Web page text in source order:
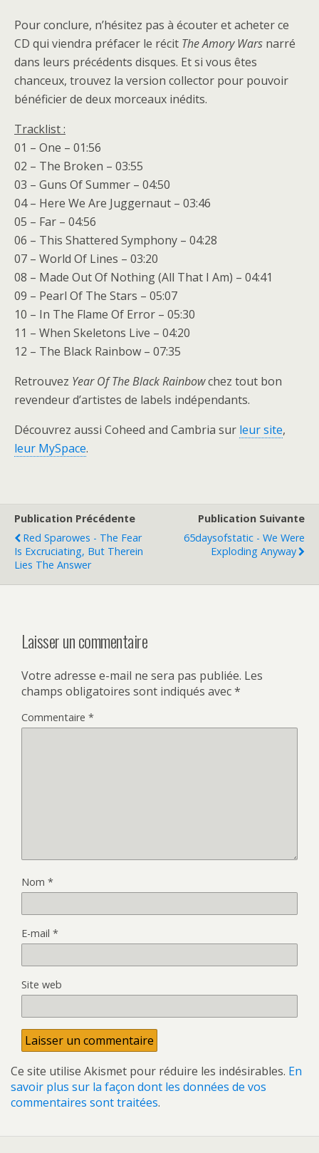
Pour conclure, n’hésitez pas à écouter et acheter ce
CD qui viendra préfacer le récit The Amory Wars narré
dans leurs précédents disques. Et si vous êtes
chanceux, trouvez la version collector pour pouvoir
bénéficier de deux morceaux inédits.
Tracklist :
01 – One – 01:56
02 – The Broken – 03:55
03 – Guns Of Summer – 04:50
04 – Here We Are Juggernaut – 03:46
05 – Far – 04:56
06 – This Shattered Symphony – 04:28
07 – World Of Lines – 03:20
08 – Made Out Of Nothing (All That I Am) – 04:41
09 – Pearl Of The Stars – 05:07
10 – In The Flame Of Error – 05:30
11 – When Skeletons Live – 04:20
12 – The Black Rainbow – 07:35
Retrouvez Year Of The Black Rainbowchez tout bon
revendeur d’artistes de labels indépendants.
Découvrez aussi Coheed and Cambria sur leur site,
leur MySpace.
Publication Précédente
Red Sparowes - The Fear
Is Excruciating, But Therein
Lies The Answer
Publication Suivante
65daysofstatic - We Were
Exploding Anyway
Laisser un commentaire
Votre adresse e-mail ne sera pas publiée. Les
champs obligatoires sont indiqués avec*
Commentaire *
Nom *
E-mail *
Site web
Ce site utilise Akismet pour réduire les indésirables. En
savoir plus sur la façon dont les données de vos
commentaires sont traitées.